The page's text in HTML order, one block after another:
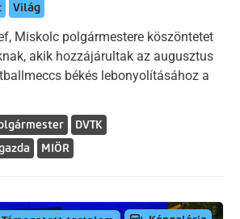
Világ
Miskolc polgármestere köszöntetet
akik hozzájárultak az augusztus
békés lebonyolításához a
DVTK
MIÖR